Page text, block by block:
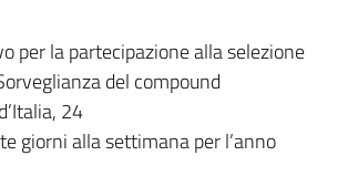
per la partecipazione alla selezione
del compound
24
giorni alla settimana per l’anno